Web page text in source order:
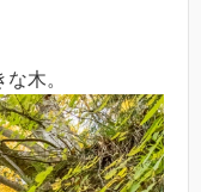
木。